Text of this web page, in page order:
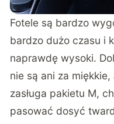
Fotele są bardzo
bardzo dużo czasu i
naprawdę wysoki.
nie są ani za
zasługa pakietu M,
pasować dosyć